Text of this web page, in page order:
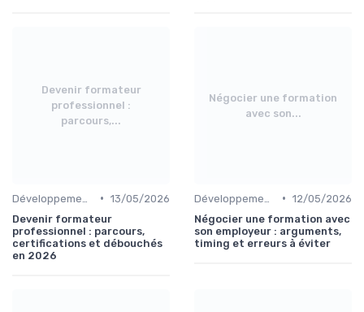
Devenir formateur
professionnel :
parcours,...
• 13/05/2026
Devenir formateur
professionnel : parcours,
certifications et débouchés
en 2026
Négocier une formation
avec son...
• 12/05/2026
Négocier une formation avec
son employeur : arguments,
timing et erreurs à éviter